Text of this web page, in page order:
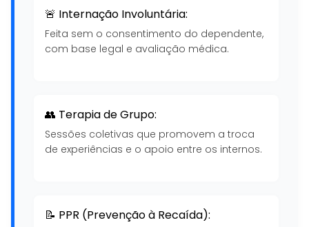
🚨 Internação Involuntária:
Feita sem o consentimento do dependente,
com base legal e avaliação médica.
👥 Terapia de Grupo:
Sessões coletivas que promovem a troca
de experiências e o apoio entre os internos.
📝 PPR (Prevenção à Recaída):